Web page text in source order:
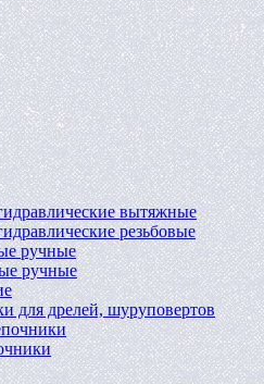
вытяжные
резьбовые
ручные
ручные
для дрелей, шуруповертов